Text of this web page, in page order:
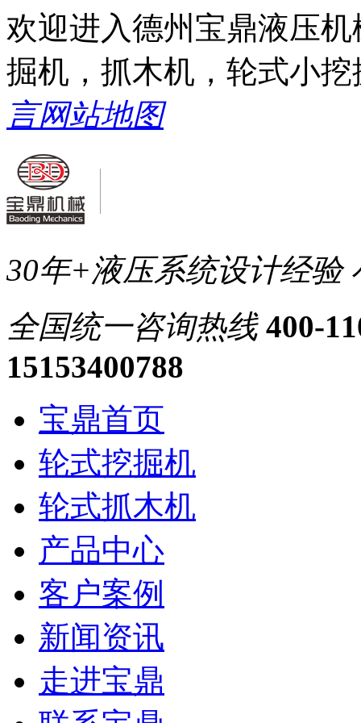
欢迎进入德州宝鼎液压
掘机，抓木机，轮式小
言网站地图
30年+液压系统设计经验
全国统一咨询热线 400-
15153400788
宝鼎首页
轮式挖掘机
轮式抓木机
产品中心
客户案例
新闻资讯
走进宝鼎